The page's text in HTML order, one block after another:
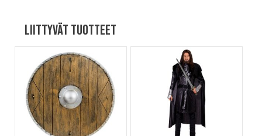
Liittyvät tuotteet